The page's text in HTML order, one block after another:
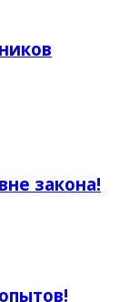
закона!